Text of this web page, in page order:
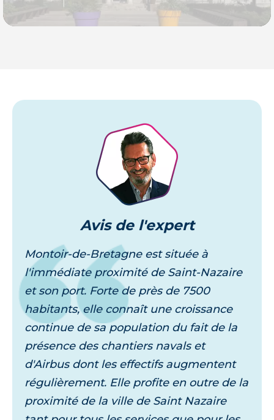
Je découvre
Avisde l'expert
Montoir-de-Bretagne est située à
l'immédiate proximité de Saint-Nazaire
et son port. Forte de près de 7500
habitants, elle connaît une croissance
continue de sa population du fait de la
présence des chantiers navals et
d'Airbus dont les effectifs augmentent
régulièrement. Elle profite en outre de la
proximité de la ville de Saint Nazaire